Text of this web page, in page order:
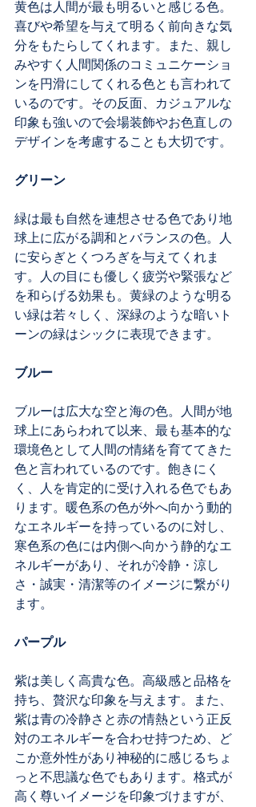
黄色は人間が最も明るいと感じる色。
喜びや希望を与えて明るく前向きな気
分をもたらしてくれます。また、親し
みやすく人間関係のコミュニケーショ
ンを円滑にしてくれる色とも言われて
いるのです。その反面、カジュアルな
印象も強いので会場装飾やお色直しの
デザインを考慮することも大切です。
グリーン
緑は最も自然を連想させる色であり地
球上に広がる調和とバランスの色。人
に安らぎとくつろぎを与えてくれま
す。人の目にも優しく疲労や緊張など
を和らげる効果も。黄緑のような明る
い緑は若々しく、深緑のような暗いト
ーンの緑はシックに表現できます。
ブルー
ブルーは広大な空と海の色。人間が地
球上にあらわれて以来、最も基本的な
環境色として人間の情緒を育ててきた
色と言われているのです。飽きにく
く、人を肯定的に受け入れる色でもあ
ります。暖色系の色が外へ向かう動的
なエネルギーを持っているのに対し、
寒色系の色には内側へ向かう静的なエ
ネルギーがあり、それが冷静・涼し
さ・誠実・清潔等のイメージに繋がり
ます。
パープル
紫は美しく高貴な色。高級感と品格を
持ち、贅沢な印象を与えます。また、
紫は青の冷静さと赤の情熱という正反
対のエネルギーを合わせ持つため、ど
こか意外性があり神秘的に感じるちょ
っと不思議な色でもあります。格式が
高く尊いイメージを印象づけますが、